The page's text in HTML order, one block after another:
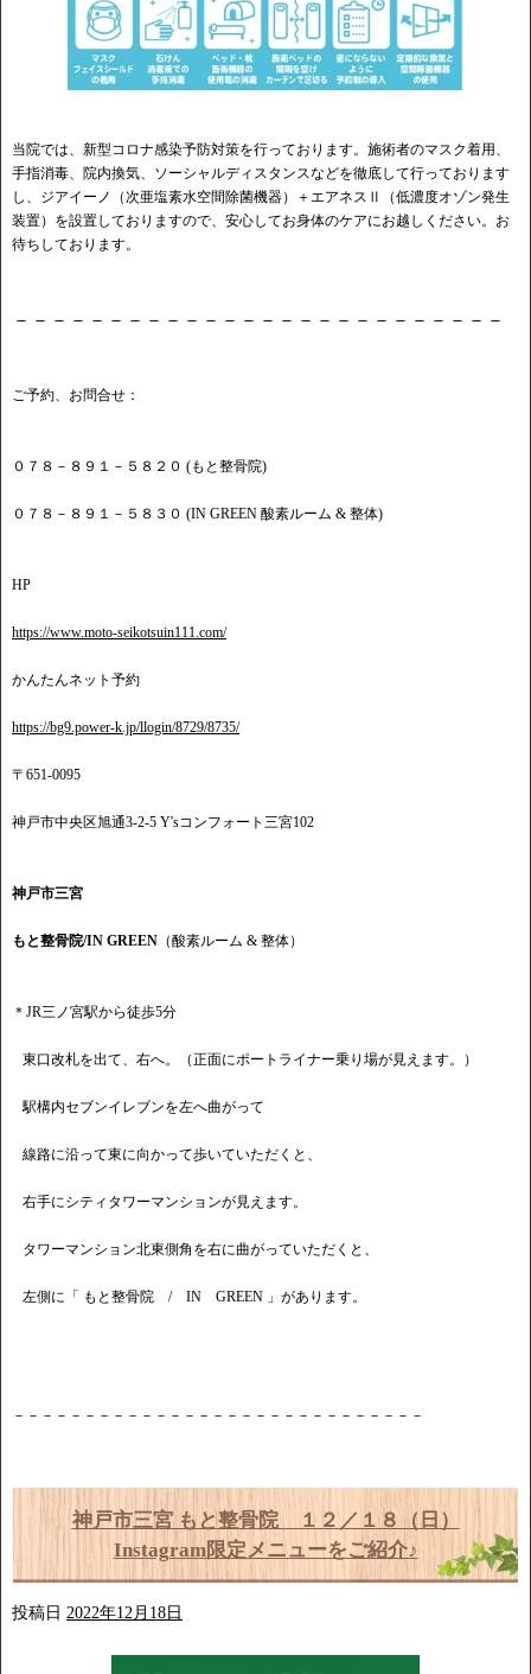
当院では、新型コロナ感染予防対策を行っております。施術者のマスク着用、
手指消毒、院内換気、ソーシャルディスタンスなどを徹底して行っております
し、ジアイーノ（次亜塩素水空間除菌機器）＋エアネスⅡ（低濃度オゾン発生
装置）を設置しておりますので、安心してお身体のケアにお越しください。お
待ちしております。
－－－－－－－－－－－－－－－－－－－－－－－－－－
ご予約、お問合せ：
０７８－８９１－５８２０ (もと整骨院)
０７８－８９１－５８３０ (IN GREEN 酸素ルーム & 整体)
HP
https://www.moto-seikotsuin111.com/
かんたんネット予約
https://bg9.power-k.jp/llogin/8729/8735/
〒651-0095
神戸市中央区旭通3-2-5 Y'sコンフォート三宮102
神戸市三宮
もと整骨院/IN GREEN （酸素ルーム & 整体）
＊JR三ノ宮駅から徒歩5分
東口改札を出て、右へ。（正面にポートライナー乗り場が見えます。）
駅構内セブンイレブンを左へ曲がって
線路に沿って東に向かって歩いていただくと、
右手にシティタワーマンションが見えます。
タワーマンション北東側角を右に曲がっていただくと、
左側に「 もと整骨院 / IN GREEN 」があります。
－－－－－－－－－－－－－－－－－－－－－－－－－－－－－
神戸市三宮 もと整骨院 １２／１８（日）
Instagram限定メニューをご紹介♪
投稿日 2022年12月18日